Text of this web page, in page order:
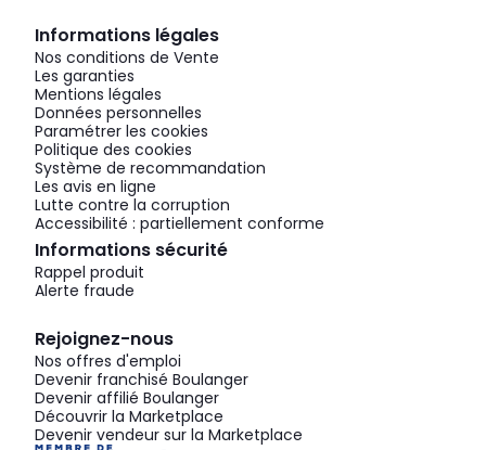
Informations légales
Nos conditions de Vente
Les garanties
Mentions légales
Données personnelles
Paramétrer les cookies
Politique des cookies
Système de recommandation
Les avis en ligne
Lutte contre la corruption
Accessibilité : partiellement conforme
Informations sécurité
Rappel produit
Alerte fraude
Rejoignez-nous
Nos offres d'emploi
Devenir franchisé Boulanger
Devenir affilié Boulanger
Découvrir la Marketplace
Devenir vendeur sur la Marketplace